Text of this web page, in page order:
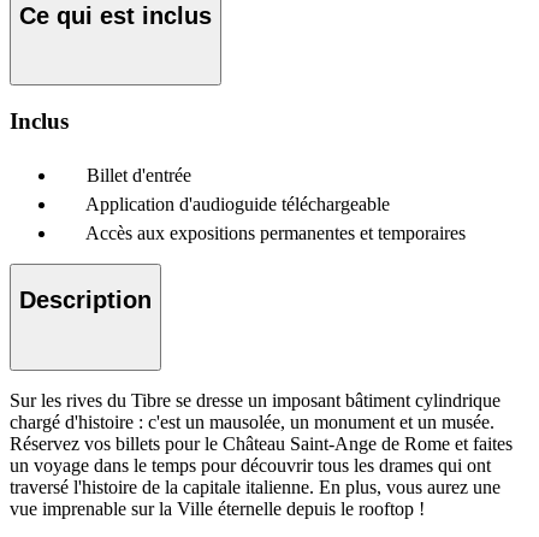
Ce qui est inclus
Inclus
Billet d'entrée
Application d'audioguide téléchargeable
Accès aux expositions permanentes et temporaires
Description
Sur les rives du Tibre se dresse un imposant bâtiment cylindrique
chargé d'histoire : c'est un mausolée, un monument et un musée.
Réservez vos billets pour le Château Saint-Ange de Rome et faites
un voyage dans le temps pour découvrir tous les drames qui ont
traversé l'histoire de la capitale italienne. En plus, vous aurez une
vue imprenable sur la Ville éternelle depuis le rooftop !